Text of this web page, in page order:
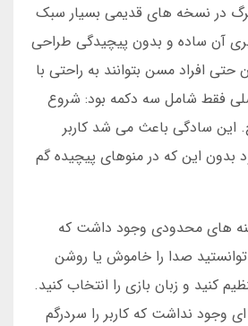
در نسخه های قدیمی بسیار سبک
آن ساده و بدون پیچیدگی طراحی
حتی افراد مسن بتوانند به راحتی با
فقط شامل سه دکمه بود: شروع
این سادگی باعث می شد کاربر
بدون این که در منوهای پیچیده گم
های محدودی وجود داشت که
صدا را خاموش یا روشن
کنید و زبان بازی را انتخاب کنید.
وجود نداشت که کاربر را سردرگم